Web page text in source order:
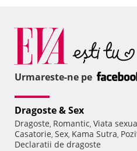
Urmareste-ne pe
Dragoste & Sex
Dragoste, Romantic, Viata
Casatorie, Sex, Kama Sutra,
Declaratii de dragoste